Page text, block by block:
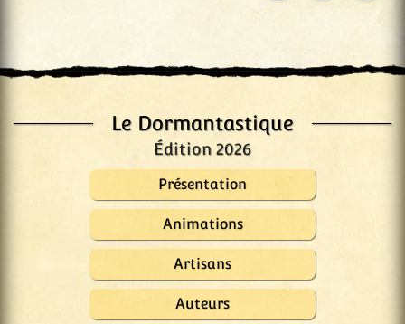
Le Dormantastique
Édition 2026
Présentation
Animations
Artisans
Auteurs